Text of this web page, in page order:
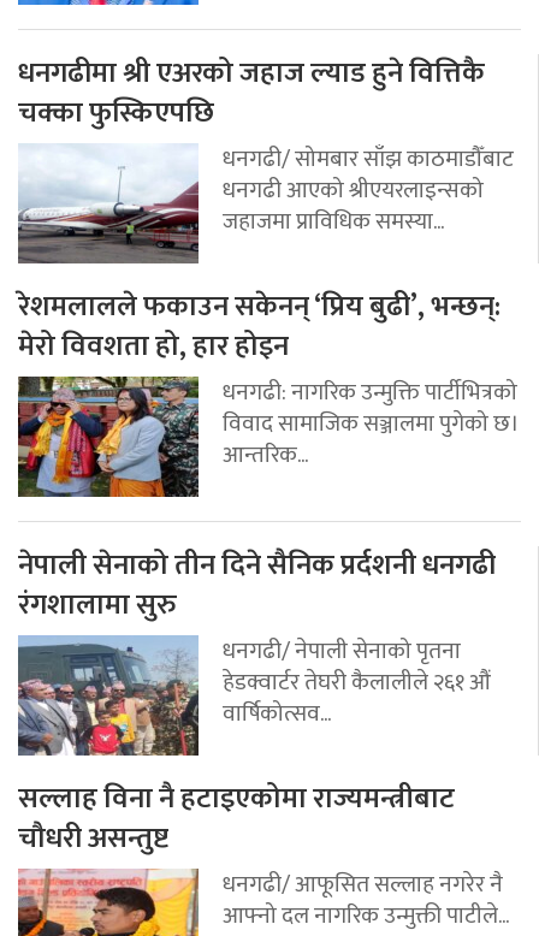
धनगढीमा श्री एअरको जहाज ल्याड हुने वित्तिकै
चक्का फुस्किएपछि
धनगढी/ सोमबार साँझ काठमाडौँबाट
धनगढी आएको श्रीएयरलाइन्सको
जहाजमा प्राविधिक समस्या...
रेशमलालले फकाउन सकेनन् ‘प्रिय बुढी’, भन्छन्:
मेरो विवशता हो, हार होइन
धनगढी: नागरिक उन्मुक्ति पार्टीभित्रको
विवाद सामाजिक सञ्जालमा पुगेको छ।
आन्तरिक...
नेपाली सेनाको तीन दिने सैनिक प्रर्दशनी धनगढी
रंगशालामा सुरु
धनगढी/ नेपाली सेनाको पृतना
हेडक्वार्टर तेघरी कैलालीले २६१ औं
वार्षिकोत्सव...
सल्लाह विना नै हटाइएकोमा राज्यमन्त्रीबाट
चौधरी असन्तुष्ट
धनगढी/ आफूसित सल्लाह नगरेर नै
आफ्नो दल नागरिक उन्मुक्ती पाटीले...